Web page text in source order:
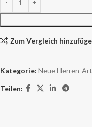
Zum Vergleich
Kategorie: Neue Herren-
Teilen: